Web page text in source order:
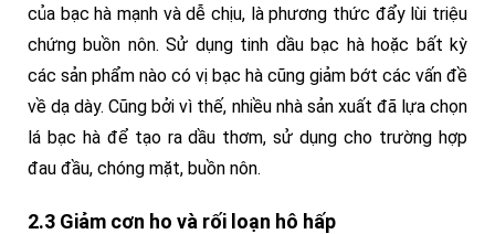
của bạc hà mạnh và dễ chịu, là phương thức đẩy lùi triệu
chứng buồn nôn. Sử dụng tinh dầu bạc hà hoặc bất kỳ
các sản phẩm nào có vị bạc hà cũng giảm bớt các vấn đề
về dạ dày. Cũng bởi vì thế, nhiều nhà sản xuất đã lựa chọn
lá bạc hà để tạo ra dầu thơm, sử dụng cho trường hợp
đau đầu, chóng mặt, buồn nôn.
2.3 Giảm cơn ho và rối loạn hô hấp